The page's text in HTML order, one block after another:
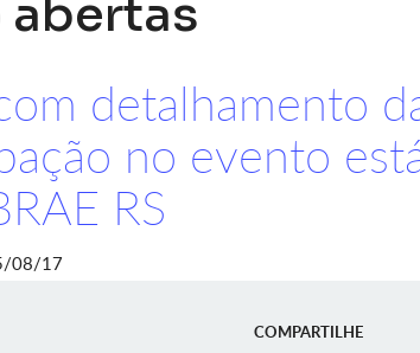
abertas
detalhamento
no evento
RS
08/17
COMPARTILHE